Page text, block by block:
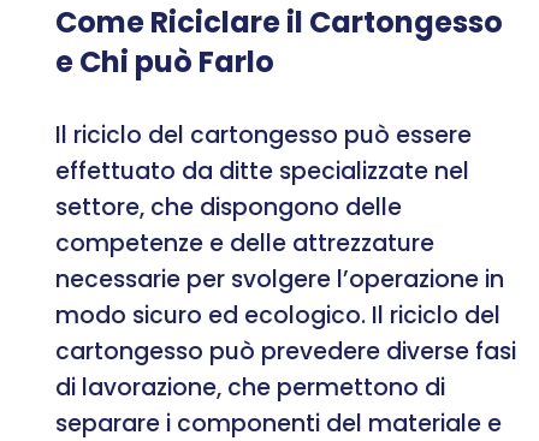
Come Riciclare il Cartongesso
e Chi può Farlo
Il riciclo del cartongesso può essere
effettuato da ditte specializzate nel
settore, che dispongono delle
competenze e delle attrezzature
necessarie per svolgere l’operazione in
modo sicuro ed ecologico. Il riciclo del
cartongesso può prevedere diverse fasi
di lavorazione, che permettono di
separare i componenti del materiale e